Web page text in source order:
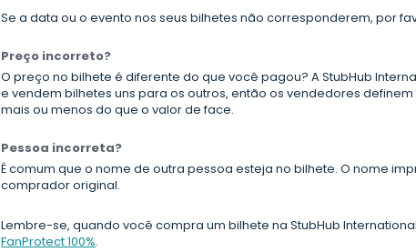
Se a data ou o evento nos seus bilhetes não corresponderem, por
Preço incorreto?
O preço no bilhete é diferente do que você pagou? A StubHub
e vendem bilhetes uns para os outros, então os vendedores
mais ou menos do que o valor de face.
Pessoa incorreta?
É comum que o nome de outra pessoa esteja no bilhete. O nome
comprador original.
Lembre-se, quando você compra um bilhete na StubHub
FanProtect 100%.